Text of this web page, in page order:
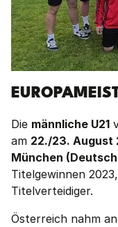
Die männliche U21
am 22./23. August
München
Titelgewinnen
Titelverteidiger.
Österreich nahm